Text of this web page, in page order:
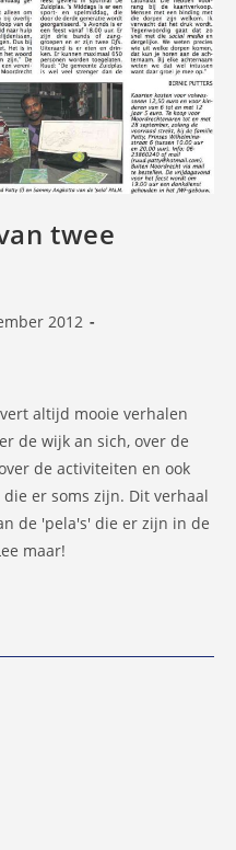
twee
2012
altijd mooie verhalen
de wijk an sich, over de
de activiteiten en ook
er soms zijn. Dit verhaal
de 'pela's' die er zijn in de
maar!